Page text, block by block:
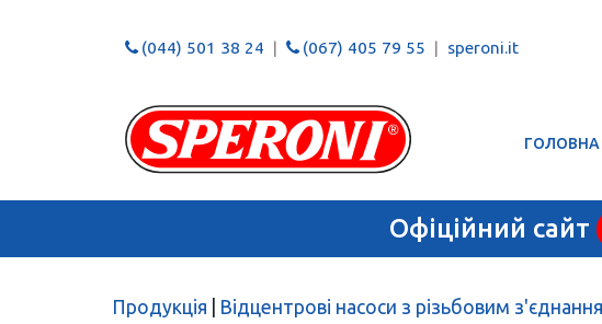
(044) 501 38 24 (067) 405 79 55 speroni.it
ГОЛОВНА
Офіційний сайт
Продукція Відцентрові насоси з різьбовим